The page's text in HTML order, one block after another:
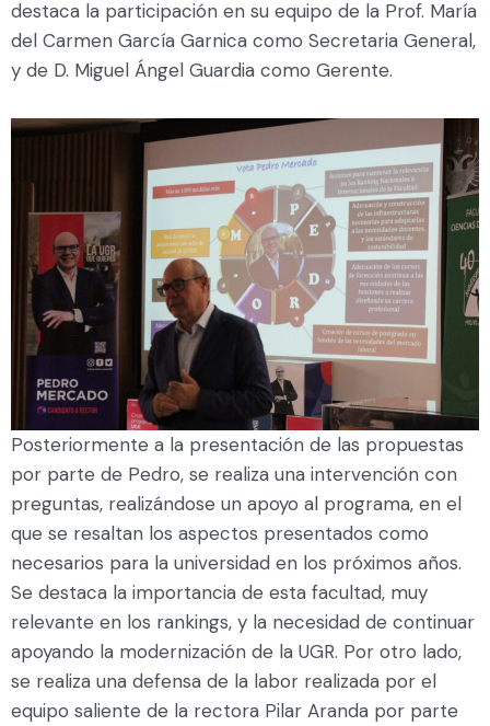
destaca la participación en su equipo de la Prof. María
del Carmen García Garnica como Secretaria General,
y de D. Miguel Ángel Guardia como Gerente.
Posteriormente a la presentación de las propuestas
por parte de Pedro, se realiza una intervención con
preguntas, realizándose un apoyo al programa, en el
que se resaltan los aspectos presentados como
necesarios para la universidad en los próximos años.
Se destaca la importancia de esta facultad, muy
relevante en los rankings, y la necesidad de continuar
apoyando la modernización de la UGR. Por otro lado,
se realiza una defensa de la labor realizada por el
equipo saliente de la rectora Pilar Aranda por parte